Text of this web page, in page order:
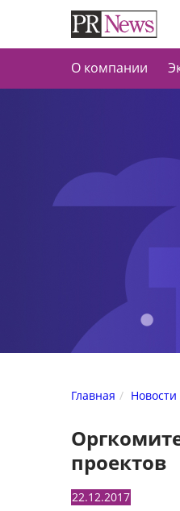
О компании
Главная Новости
проектов
22.12.2017